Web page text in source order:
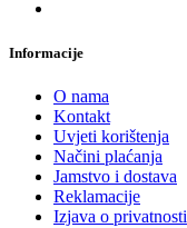
Informacije
O nama
Kontakt
Uvjeti korištenja
Načini plaćanja
Jamstvo i dostava
Reklamacije
Izjava o privatnosti